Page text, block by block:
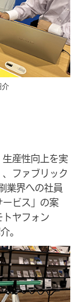
介
産性向上を実
、ファブリック
業界への社員
ビス」の案
ヤフォン
。